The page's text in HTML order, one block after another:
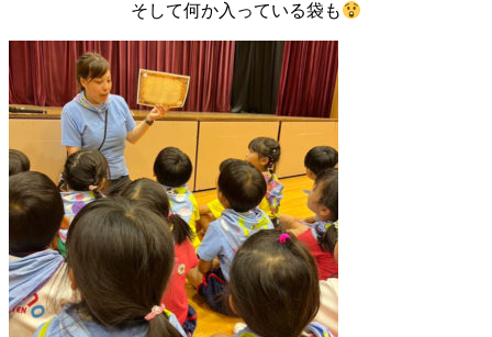
そして何か入っている袋も